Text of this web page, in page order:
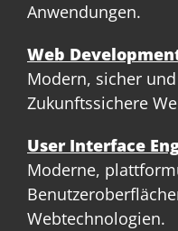
Anwendungen.
Web
Modern, sicher
Zukunftssichere
User Interface
Moderne,
Webtechnologien.